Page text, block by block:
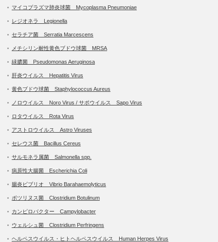
マイコプラズマ肺炎球菌 Mycoplasma Pneumoniae
レジオネラ Legionella
セラチア菌 Serratia Marcescens
メチシリン耐性黄色ブドウ球菌 MRSA
緑膿菌 Pseudomonas Aeruginosa
肝炎ウイルス Hepatitis Virus
黄色ブドウ球菌 Staphylococcus Aureus
ノロウイルス Noro Virus / サポウイルス Sapo Virus
ロタウイルス Rota Virus
アストロウイルス Astro Viruses
セレウス菌 Bacillus Cereus
サルモネラ属菌 Salmonella spp.
病原性大腸菌 Escherichia Coli
腸炎ビブリオ Vibrio Barahaemolyticus
ボツリヌス菌 Clostridium Botulinum
カンピロバクター Campylobacter
ウェルシュ菌 Clostridium Perfringens
ヘルペスウイルス・ヒトヘルペスウイルス Human Herpes Virus